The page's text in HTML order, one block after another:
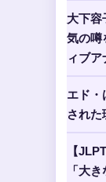
大下容
気の噂
ィブ
エド・
された
【
「大